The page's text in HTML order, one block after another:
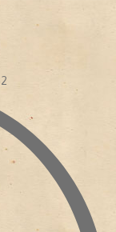
genres in de
Daarna
over het
door de
Na deze oorlog
Per 1
Friese
Regionale
positie dat lezers
in tegenstelling
andere
[bewerken]
255 jaargangen
Courant
gebracht door
(SDALC), een